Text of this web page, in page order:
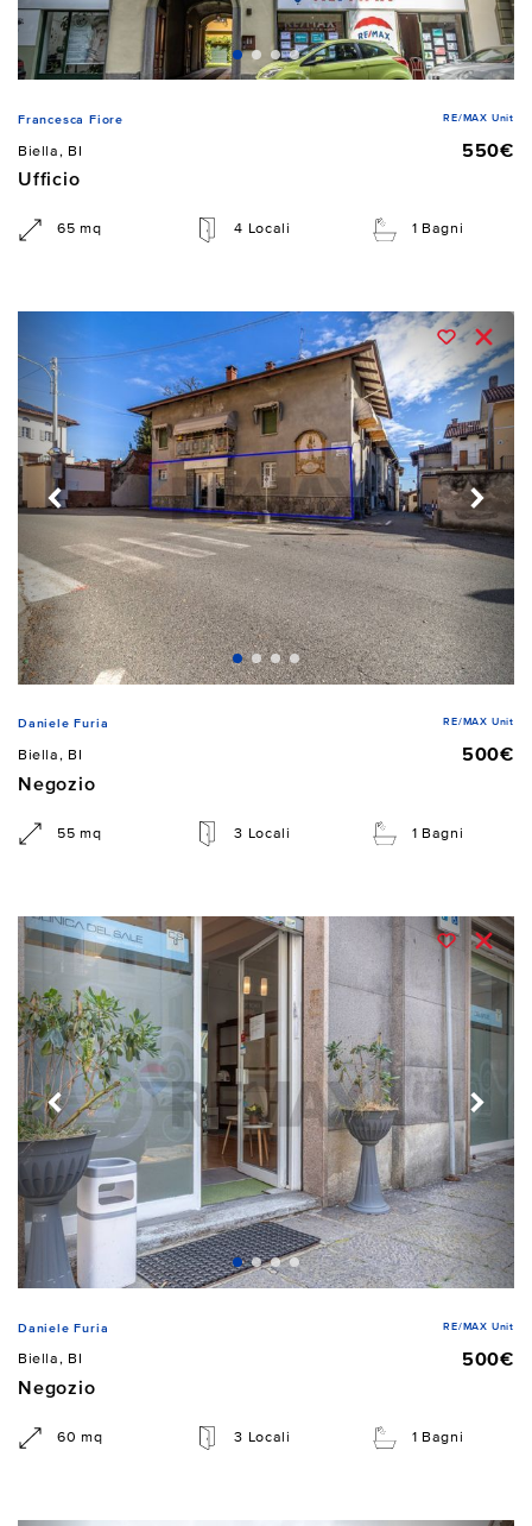
Francesca Fiore RE/MAX Unit
Biella, BI
550€
Ufficio
65 mq 4 Locali 1 Bagni
Daniele Furia RE/MAX Unit
Biella, BI
500€
Negozio
55 mq 3 Locali 1 Bagni
Daniele Furia RE/MAX Unit
Biella, BI
500€
Negozio
60 mq 3 Locali 1 Bagni